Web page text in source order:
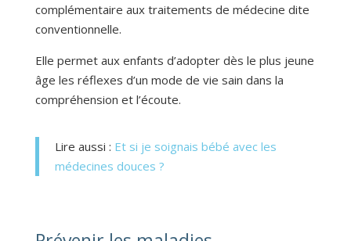
complémentaire aux traitements de médecine dite
conventionnelle.
Elle permet aux enfants d’adopter dès le plus jeune
âge les réflexes d’un mode de vie sain dans la
compréhension et l’écoute.
Lire aussi : Et si je soignais bébé avec les
médecines douces ?